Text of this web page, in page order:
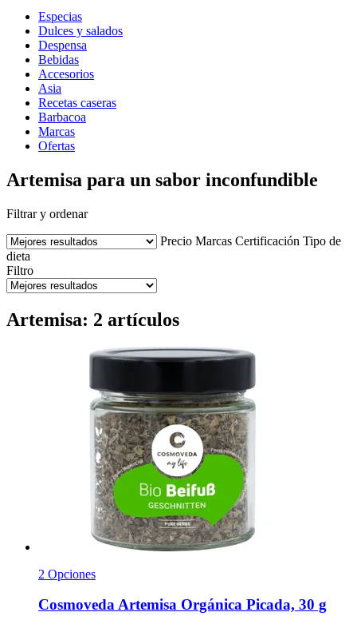
Especias
Dulces y salados
Despensa
Bebidas
Accesorios
Asia
Recetas caseras
Barbacoa
Marcas
Ofertas
Artemisa para un sabor inconfundible
Filtrar y ordenar
Precio Marcas Certificación Tipo de
dieta
Filtro
Artemisa: 2 artículos
2 Opciones
CosmovedaArtemisa Orgánica Picada, 30 g